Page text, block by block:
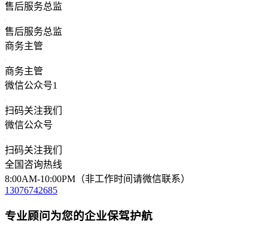
售后服务总监
售后服务总监
商务主管
商务主管
微信公众号1
扫码关注我们
微信公众号
扫码关注我们
全国咨询热线
8:00AM-10:00PM（非工作时间请微信联系）
13076742685
专业顾问为您的企业保驾护航